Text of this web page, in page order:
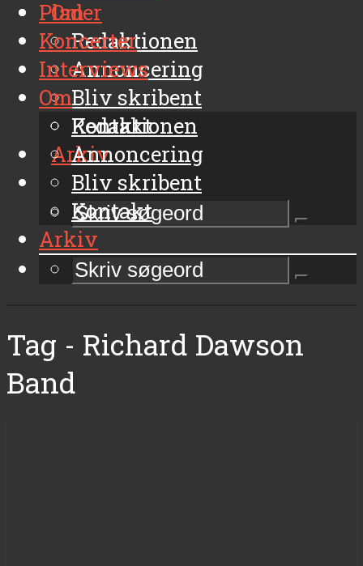
Om
Redaktionen
Annoncering
Bliv skribent
Kontakt
Arkiv
Plader
Koncerter
Interviews
Om
Redaktionen
Annoncering
Bliv skribent
Kontakt
Arkiv
Tag - Richard Dawson
Band